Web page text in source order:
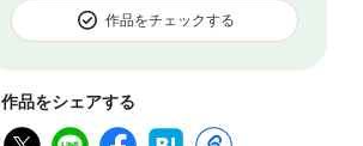
作品をチェックする
作品をシェアする